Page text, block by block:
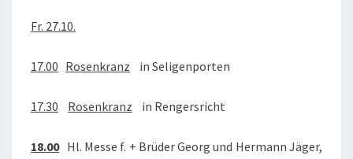
Fr. 27.10.
17.00 Rosenkranz in Seligenporten
17.30 Rosenkranz in Rengersricht
18.00Hl. Messe f. + Brüder Georg und Hermann Jäger,